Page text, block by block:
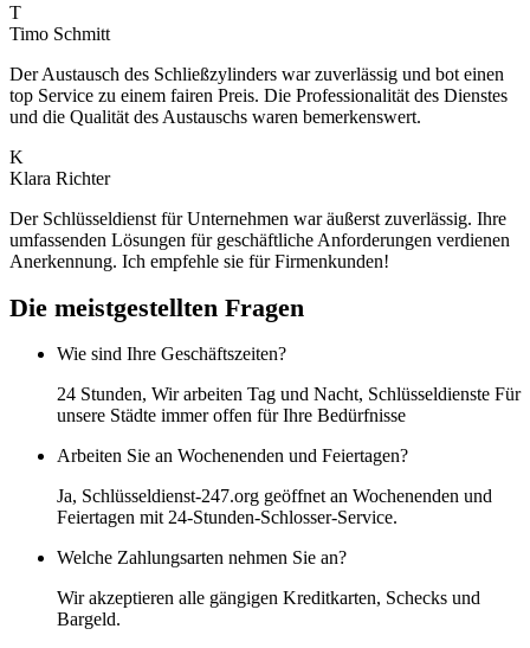
T
Timo Schmitt
Der Austausch des Schließzylinders war zuverlässig und bot einen
top Service zu einem fairen Preis. Die Professionalität des Dienstes
und die Qualität des Austauschs waren bemerkenswert.
K
Klara Richter
Der Schlüsseldienst für Unternehmen war äußerst zuverlässig. Ihre
umfassenden Lösungen für geschäftliche Anforderungen verdienen
Anerkennung. Ich empfehle sie für Firmenkunden!
Die meistgestellten Fragen
Wie sind Ihre Geschäftszeiten?
24 Stunden, Wir arbeiten Tag und Nacht, Schlüsseldienste Für
unsere Städte immer offen für Ihre Bedürfnisse
Arbeiten Sie an Wochenenden und Feiertagen?
Ja, Schlüsseldienst-247.org geöffnet an Wochenenden und
Feiertagen mit 24-Stunden-Schlosser-Service.
Welche Zahlungsarten nehmen Sie an?
Wir akzeptieren alle gängigen Kreditkarten, Schecks und
Bargeld.